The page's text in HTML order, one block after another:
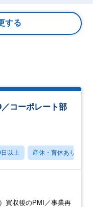
する
コーポレート部
以上 産休・育休あり
買収後のPMI／事業再